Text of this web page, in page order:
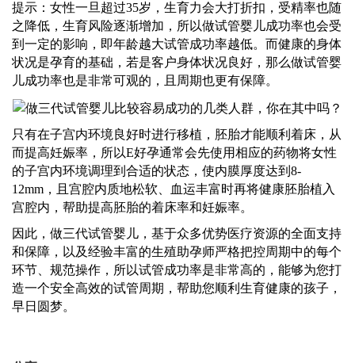
提示：女性一旦超过35岁，生育力会大打折扣，受精率也随
之降低，生育风险逐渐增加，所以做试管婴儿成功率也会受
到一定的影响，即年龄越大试管成功率越低。而健康的身体
状况是孕育的基础，若是客户身体状况良好，那么做试管婴
儿成功率也是非常可观的，且周期也更有保障。
只有在子宫内环境良好时进行移植，胚胎才能顺利着床，从
而提高妊娠率，所以E好孕通常会先使用相应的药物将女性
的子宫内环境调理到合适的状态，使内膜厚度达到 8-
12mm，且宫腔内质地松软、血运丰富时再将健康胚胎植入
宫腔内，帮助提高胚胎的着床率和妊娠率。
因此，做三代试管婴儿，基于众多优势医疗资源的全面支持
和保障，以及经验丰富的生殖助孕师严格把控周期中的每个
环节、规范操作，所以试管成功率是非常高的，能够为您打
造一个安全高效的试管周期，帮助您顺利生育健康的孩子，
早日圆梦。